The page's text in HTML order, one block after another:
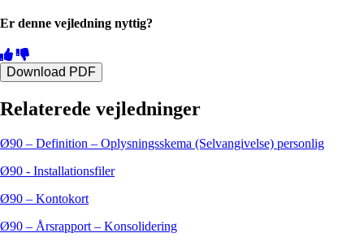
Er denne vejledning nyttig?
Download PDF
Relaterede vejledninger
Ø90 – Definition – Oplysningsskema (Selvangivelse) personlig
Ø90 - Installationsfiler
Ø90 – Kontokort
Ø90 – Årsrapport – Konsolidering